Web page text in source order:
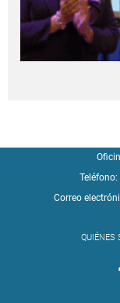
Teléfono:
Correo
QUIÉNES